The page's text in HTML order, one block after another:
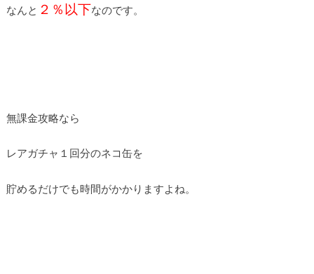
なんと ２％以下なのです。
無課金攻略なら
レアガチャ１回分のネコ缶を
貯めるだけでも時間がかかりますよね。